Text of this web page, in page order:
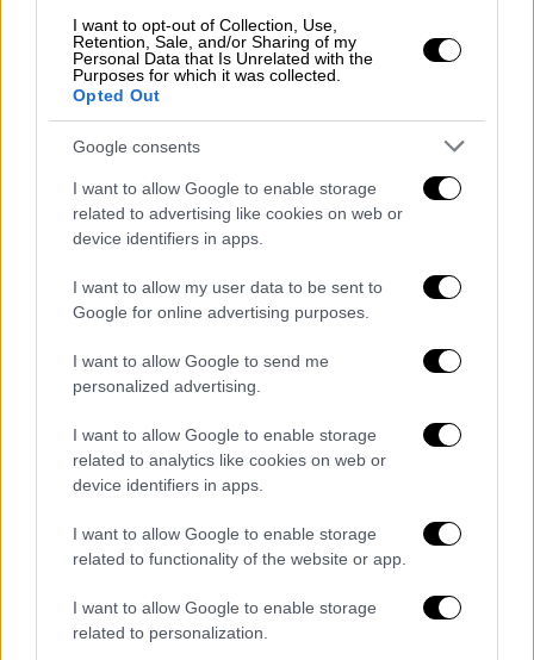
I want to opt-out of Collection, Use,
Retention, Sale, and/or Sharing of my
Personal Data that Is Unrelated with the
Purposes for which it was collected.
Opted Out
Google consents
I want to allow Google to enable storage
related to advertising like cookies on web or
device identifiers in apps.
I want to allow my user data to be sent to
Google for online advertising purposes.
I want to allow Google to send me
personalized advertising.
I want to allow Google to enable storage
related to analytics like cookies on web or
device identifiers in apps.
I want to allow Google to enable storage
related to functionality of the website or app.
I want to allow Google to enable storage
related to personalization.
Αυτή την ώρα ο άνδρας που βίασε μία
γυναίκασε στάση λεωφορείου στο
Παλαιό
Φάληροκαι επιχείρησε να βιάσει ακόμα μία,
βρίσκεται στα κρατητήρια της
σήμερα αναμένεται να οδηγηθεί στον
Σύμφωνα με το OPEN οι ελληνικές Αρχές
από την πρώτη στιγμή εντοπίζοντας
πράγματα που πήρε από το σπίτι του είχαν
καταλάβει ότι ο δράστης είχε προσπαθήσει
συγγενείς (συγκεκριμένα τον αδερφό του)
ΟΛΕΣ ΟΙ ΕΙΔΗΣΕΙΣ
Πώς συνεργάστηκαν οι ελληνικές με τις
αλβανικές Αρχές
Καλάθι του νοικοκυριού: Τα 51 προϊόντα
και το αυτοκόλλητο για να τα